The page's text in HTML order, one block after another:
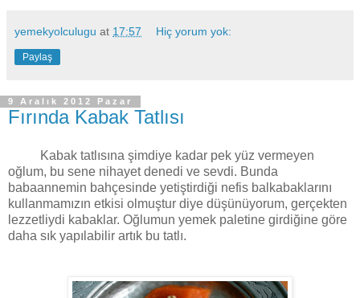
yemekyolculugu at 17:57 Hiç yorum yok:
Paylaş
9 Aralık 2012 Pazar
Fırında Kabak Tatlısı
Kabak tatlısına şimdiye kadar pek yüz vermeyen
oğlum, bu sene nihayet denedi ve sevdi. Bunda
babaannemin bahçesinde yetiştirdiği nefis balkabaklarını
kullanmamızın etkisi olmuştur diye düşünüyorum, gerçekten
lezzetliydi kabaklar. Oğlumun yemek paletine girdiğine göre
daha sık yapılabilir artık bu tatlı.